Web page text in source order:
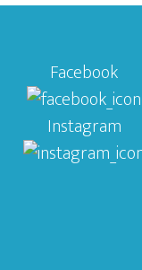
Facebook
Instagram